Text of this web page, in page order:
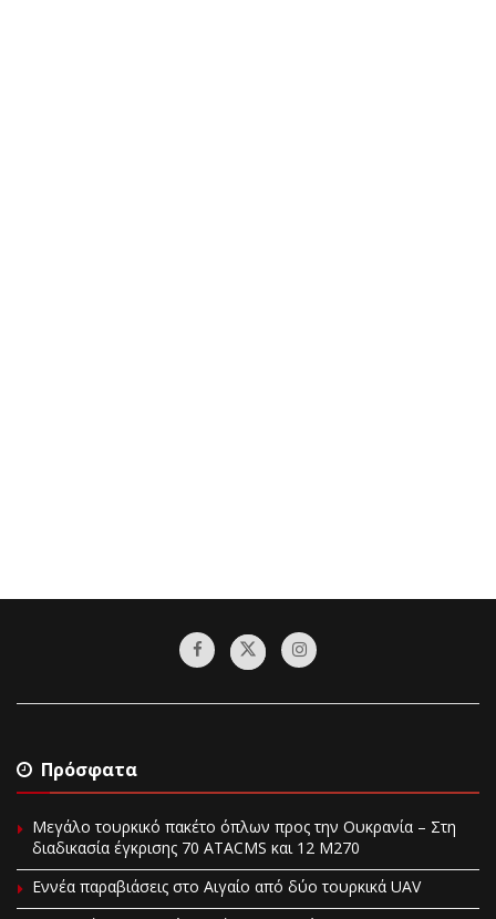
Πρόσφατα
Μεγάλο τουρκικό πακέτο όπλων προς την Ουκρανία – Στη
διαδικασία έγκρισης 70 ATACMS και 12 M270
Εννέα παραβιάσεις στο Αιγαίο από δύο τουρκικά UAV